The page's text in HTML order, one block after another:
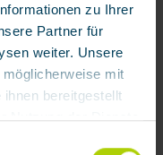
zu Ihrer
Partner für
weiter. Unsere
mit
bereitgestellt
Nutzung der Dienste